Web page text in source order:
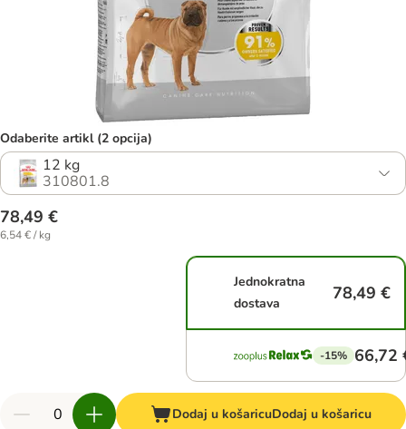
Odaberite artikl (2 opcija)
12 kg
310801.8
78,49 €
6,54 € / kg
Jednokratna
dostava
78,49 €
-15% 66,72
Dodaj u košaricuDodaj u košaricu